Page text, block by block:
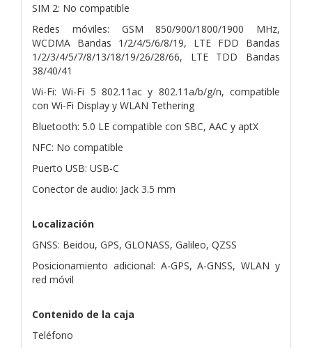
SIM 2: No compatible
Redes móviles: GSM 850/900/1800/1900 MHz,
WCDMA Bandas 1/2/4/5/6/8/19, LTE FDD Bandas
1/2/3/4/5/7/8/13/18/19/26/28/66, LTE TDD Bandas
38/40/41
Wi-Fi: Wi-Fi 5 802.11ac y 802.11a/b/g/n, compatible
con Wi-Fi Display y WLAN Tethering
Bluetooth: 5.0 LE compatible con SBC, AAC y aptX
NFC: No compatible
Puerto USB: USB-C
Conector de audio: Jack 3.5 mm
Localización
GNSS: Beidou, GPS, GLONASS, Galileo, QZSS
Posicionamiento adicional: A-GPS, A-GNSS, WLAN y
red móvil
Contenido de la caja
Teléfono